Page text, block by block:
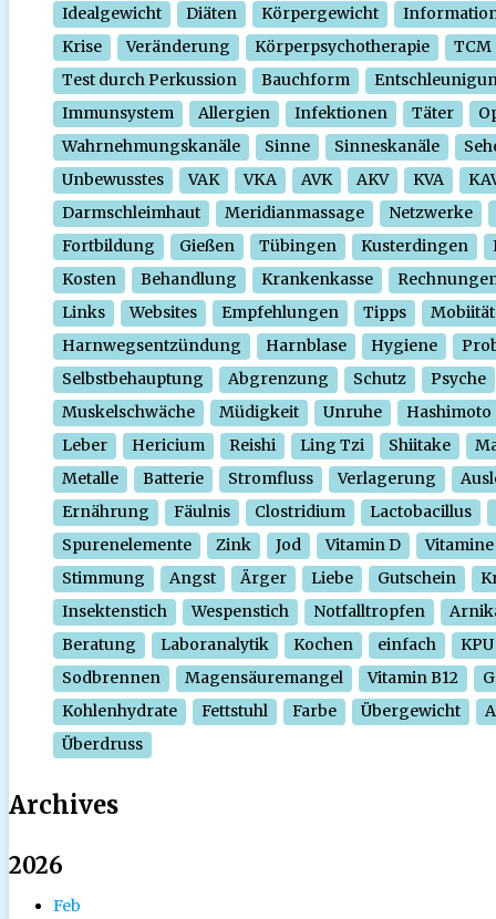
Idealgewicht
Diäten Körpergewicht
Krise
Veränderung Körperpsychotherapie
TCM
Test durch Perkussion
Bauchform
Immunsystem
Allergien Infektionen Täter
Wahrnehmungskanäle
Sinne Sinneskanäle
Unbewusstes
VAK VKA AVK AKV KVA
Darmschleimhaut
Meridianmassage
Netzwerke
Fortbildung
Gießen Tübingen Kusterdingen
Kosten
Behandlung Krankenkasse
Links
Websites Empfehlungen Tipps
Mobiität
Harnwegsentzündung
Harnblase Hygiene
Selbstbehauptung
Abgrenzung Schutz
Psyche
Muskelschwäche
Müdigkeit Unruhe
Hashimoto
Leber
Hericium Reishi Ling Tzi Shiitake
Metalle
Batterie Stromfluss Verlagerung
Ernährung
Fäulnis Clostridium
Lactobacillus
Spurenelemente
Zink Jod Vitamin D
Vitamine
Stimmung
Angst Ärger Liebe Gutschein
Insektenstich
Wespenstich Notfalltropfen
Beratung
Laboranalytik Kochen einfach
KPU
Sodbrennen
Magensäuremangel Vitamin B12
Kohlenhydrate
Fettstuhl Farbe Übergewicht
Überdruss
Archives
2026
Feb